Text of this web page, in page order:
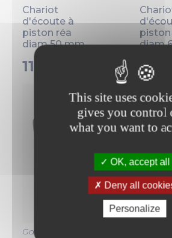
Chariot
d'écoute à
piston réa
diam 50 mm
112,00 €
piston
diam
Garhauer
This site uses
gives you control
what you want to
OK, accept all
Deny all
Personalize